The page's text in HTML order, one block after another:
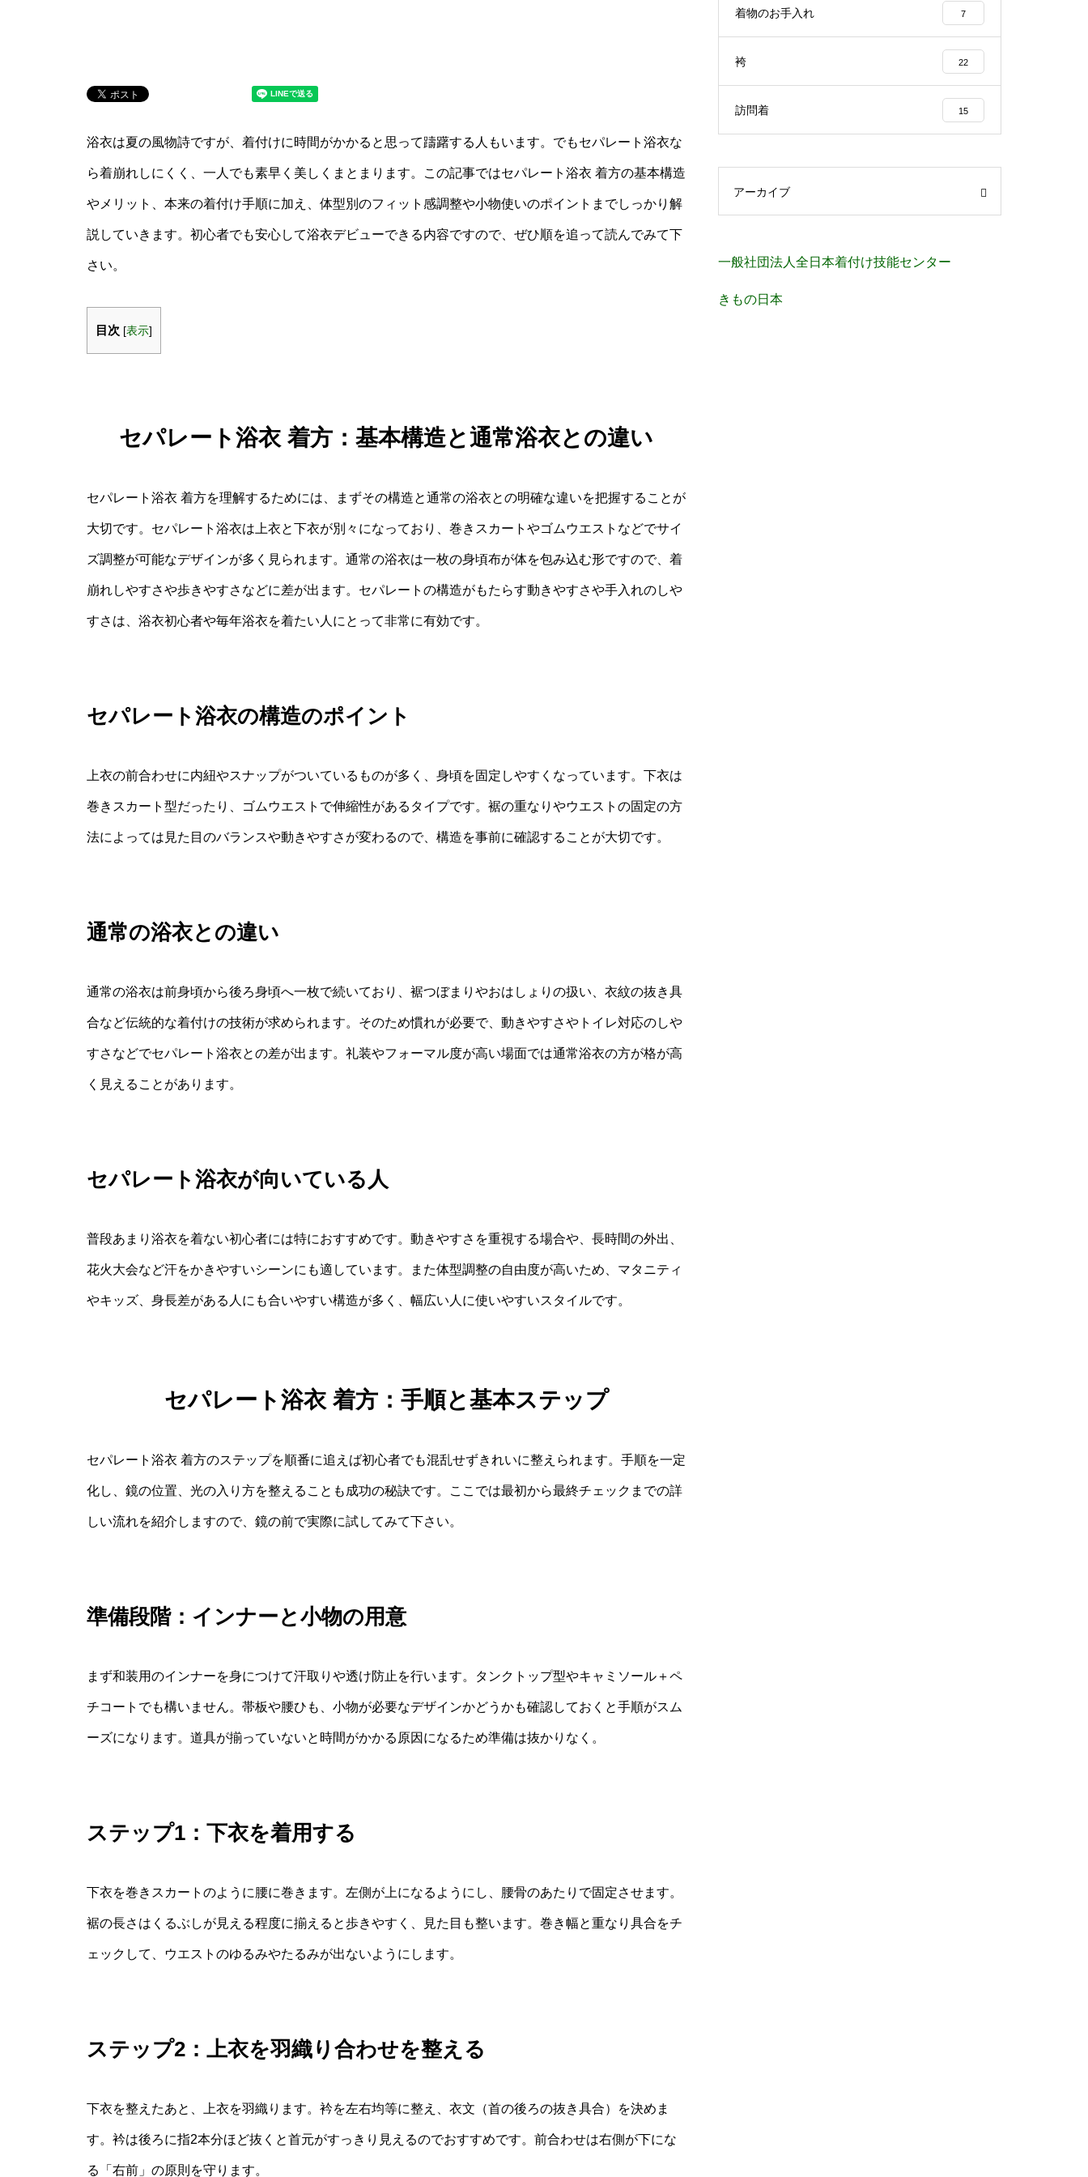
浴衣は夏の風物詩ですが、着付けに時間がかかると思って躊躇する人もいます。でもセパレート浴衣な
ら着崩れしにくく、一人でも素早く美しくまとまります。この記事ではセパレート浴衣 着方の基本構造
やメリット、本来の着付け手順に加え、体型別のフィット感調整や小物使いのポイントまでしっかり解
説していきます。初心者でも安心して浴衣デビューできる内容ですので、ぜひ順を追って読んでみて下
さい。
目次 [表示]
セパレート浴衣 着方：基本構造と通常浴衣との違い
セパレート浴衣 着方を理解するためには、まずその構造と通常の浴衣との明確な違いを把握することが
大切です。セパレート浴衣は上衣と下衣が別々になっており、巻きスカートやゴムウエストなどでサイ
ズ調整が可能なデザインが多く見られます。通常の浴衣は一枚の身頃布が体を包み込む形ですので、着
崩れしやすさや歩きやすさなどに差が出ます。セパレートの構造がもたらす動きやすさや手入れのしや
すさは、浴衣初心者や毎年浴衣を着たい人にとって非常に有効です。
セパレート浴衣の構造のポイント
上衣の前合わせに内紐やスナップがついているものが多く、身頃を固定しやすくなっています。下衣は
巻きスカート型だったり、ゴムウエストで伸縮性があるタイプです。裾の重なりやウエストの固定の方
法によっては見た目のバランスや動きやすさが変わるので、構造を事前に確認することが大切です。
通常の浴衣との違い
通常の浴衣は前身頃から後ろ身頃へ一枚で続いており、裾つぼまりやおはしょりの扱い、衣紋の抜き具
合など伝統的な着付けの技術が求められます。そのため慣れが必要で、動きやすさやトイレ対応のしや
すさなどでセパレート浴衣との差が出ます。礼装やフォーマル度が高い場面では通常浴衣の方が格が高
く見えることがあります。
セパレート浴衣が向いている人
普段あまり浴衣を着ない初心者には特におすすめです。動きやすさを重視する場合や、長時間の外出、
花火大会など汗をかきやすいシーンにも適しています。また体型調整の自由度が高いため、マタニティ
やキッズ、身長差がある人にも合いやすい構造が多く、幅広い人に使いやすいスタイルです。
セパレート浴衣 着方：手順と基本ステップ
セパレート浴衣 着方のステップを順番に追えば初心者でも混乱せずきれいに整えられます。手順を一定
化し、鏡の位置、光の入り方を整えることも成功の秘訣です。ここでは最初から最終チェックまでの詳
しい流れを紹介しますので、鏡の前で実際に試してみて下さい。
準備段階：インナーと小物の用意
まず和装用のインナーを身につけて汗取りや透け防止を行います。タンクトップ型やキャミソール＋ペ
チコートでも構いません。帯板や腰ひも、小物が必要なデザインかどうかも確認しておくと手順がスム
ーズになります。道具が揃っていないと時間がかかる原因になるため準備は抜かりなく。
ステップ1：下衣を着用する
下衣を巻きスカートのように腰に巻きます。左側が上になるようにし、腰骨のあたりで固定させます。
裾の長さはくるぶしが見える程度に揃えると歩きやすく、見た目も整います。巻き幅と重なり具合をチ
ェックして、ウエストのゆるみやたるみが出ないようにします。
ステップ2：上衣を羽織り合わせを整える
下衣を整えたあと、上衣を羽織ります。衿を左右均等に整え、衣文（首の後ろの抜き具合）を決めま
す。衿は後ろに指2本分ほど抜くと首元がすっきり見えるのでおすすめです。前合わせは右側が下にな
る「右前」の原則を守ります。
着物のお手入れ 7
袴 22
訪問着 15
アーカイブ
一般社団法人全日本着付け技能センター
きもの日本